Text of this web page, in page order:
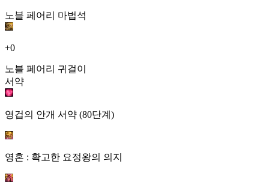
노블 페어리 마법석
+0
노블 페어리 귀걸이
서약
영겁의 안개 서약 (80단계)
영혼 : 확고한 요정왕의 의지